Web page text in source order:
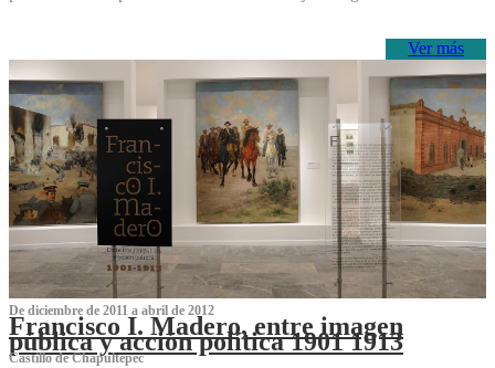
Ver más
De diciembre de 2011 a abril de 2012
Francisco I. Madero, entre imagen
pública y acción política 1901 1913
Castillo de Chapultepec